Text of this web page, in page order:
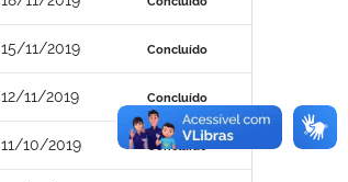
15/11/2019 Concluído
12/11/2019 Concluído
11/10/2019 Concluído